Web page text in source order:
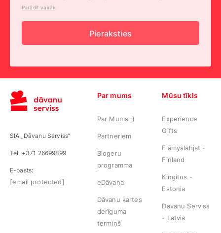
Parādīt vairāk
Pieraksties
SIA „Dāvanu Serviss“
Tel. +371 26699899
E-pasts:
[email protected]
Par mums
Par Mums :)
Partneriem
Blogeru
programma
eDāvana
Dāvanu kartes
derīguma
termiņš
Mūsu tīkls
Experience
Gifts
Elämyslahjat -
Finland
Kingitus -
Estonia
Davanu Serviss
- Latvia